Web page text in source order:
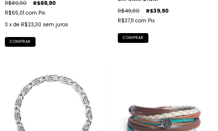
R$89,90 R$69,90
R$65,01 com Pix
3 x de R$23,30 sem juros
COMPRAR
R$49,90 R$39,90
R$37,11 com Pix
COMPRAR